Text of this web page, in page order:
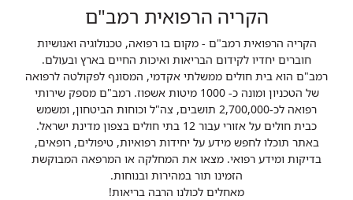
הקריה הרפואית רמב"ם
הקריה הרפואית רמב"ם - מקום בו רפואה, טכנולוגיה ואנושיות
חוברים יחדיו לקידום הבריאות ואיכות החיים בארץ ובעולם.
רמב"ם הוא בית חולים ממשלתי אקדמי, המסונף לפקולטה לרפואה
של הטכניון ומונה כ- 1000 מיטות אשפוז. רמב"ם מספק שירותי
רפואה לכ-2,700,000 תושבים, צה"ל וכוחות הביטחון, ומשמש
כבית חולים על אזורי עבור 12 בתי חולים בצפון מדינת ישראל.
באתר תוכלו לחפש מידע על יחידות רפואיות, טיפולים, רופאים,
בדיקות ומידע רפואי. מצאו את המחלקה או המרפאה המבוקשת
הזמינו תור במהירות ובנוחות.
מאחלים לכולנו הרבה בריאות!